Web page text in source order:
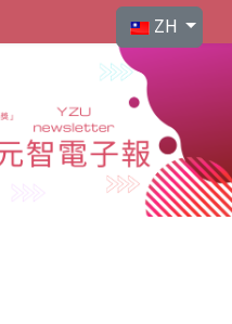
選擇你的語言
ZH